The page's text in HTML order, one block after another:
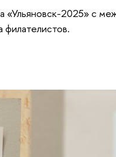
«Ульяновск-2025» с